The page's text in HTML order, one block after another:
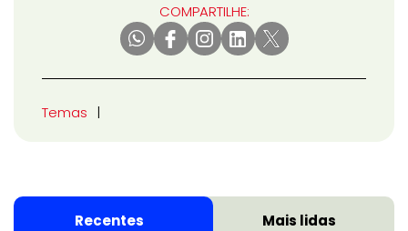
COMPARTILHE:
Temas
Recentes Mais lidas